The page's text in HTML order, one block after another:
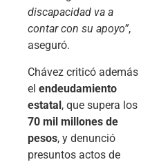
discapacidad va a
contar con su apoyo”,
aseguró.
Chávez criticó además
el endeudamiento
estatal, que supera los
70 mil millones de
pesos, y denunció
presuntos actos de